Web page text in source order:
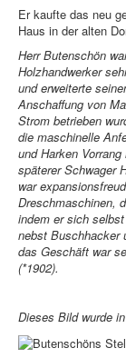
Er kaufte das neu
Haus in der alten
Herr Butenschön
Holzhandwerker
und erweiterte
Anschaffung von
Strom betrieben
die maschinelle
und Harken
späterer Schwager
war
Dreschmaschinen,
indem er sich
nebst Buschhacker
das Geschäft war
(*1902).
Dieses Bild wurde